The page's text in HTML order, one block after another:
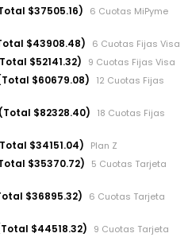
$37505.16)
6 Cuotas MiPyme
$43908.48) 6 Cuotas Fijas Visa
$52141.32) 9 Cuotas Fijas Visa
$60679.08)
12 Cuotas Fijas
$82328.40)
18 Cuotas Fijas
$34151.04) Plan Z
$35370.72)
5 Cuotas Tarjeta
$36895.32)
6 Cuotas Tarjeta
$44518.32)
9 Cuotas Tarjeta